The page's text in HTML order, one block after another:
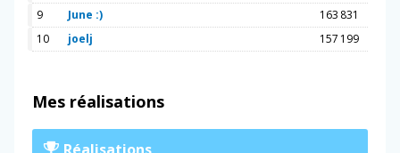
9
June :)
163 831
10
joelj 157 199
Mes réalisations